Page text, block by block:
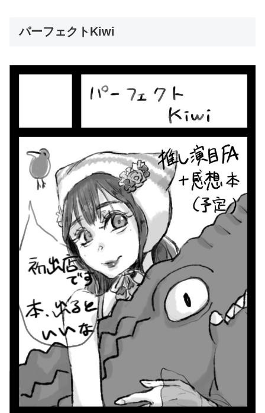
パーフェクトKiwi